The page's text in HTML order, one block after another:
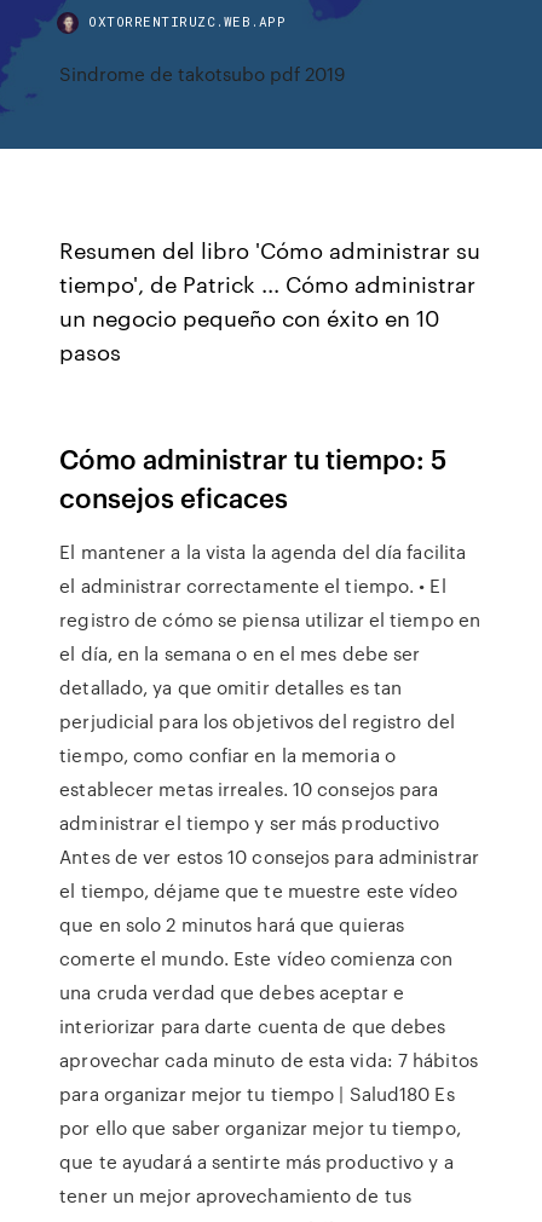
OXTORRENTIRUZC.WEB.APP
Sindrome de takotsubo pdf 2019
Resumen del libro 'Cómo administrar su
tiempo', de Patrick ... Cómo administrar
un negocio pequeño con éxito en 10
pasos
Cómo administrar tu tiempo: 5
consejos eficaces
El mantener a la vista la agenda del día facilita
el administrar correctamente el tiempo. • El
registro de cómo se piensa utilizar el tiempo en
el día, en la semana o en el mes debe ser
detallado, ya que omitir detalles es tan
perjudicial para los objetivos del registro del
tiempo, como confiar en la memoria o
establecer metas irreales. 10 consejos para
administrar el tiempo y ser más productivo
Antes de ver estos 10 consejos para administrar
el tiempo, déjame que te muestre este vídeo
que en solo 2 minutos hará que quieras
comerte el mundo. Este vídeo comienza con
una cruda verdad que debes aceptar e
interiorizar para darte cuenta de que debes
aprovechar cada minuto de esta vida: 7 hábitos
para organizar mejor tu tiempo | Salud180 Es
por ello que saber organizar mejor tu tiempo,
que te ayudará a sentirte más productivo y a
tener un mejor aprovechamiento de tus